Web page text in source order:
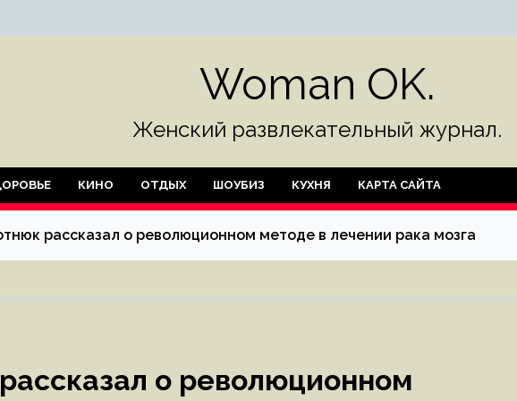
Woman OK.
Женский развлекательный журнал.
КИНО ОТДЫХ ШОУБИЗ КУХНЯ КАРТА САЙТА
рассказал о революционном методе в лечении рака мозга
о революционном